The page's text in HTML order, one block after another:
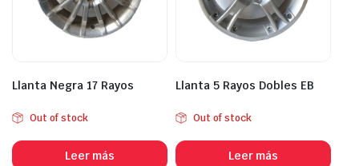
Llanta Negra 17 Rayos
Out of stock
Leer más
Llanta 5 Rayos Dobles EB
Out of stock
Leer más